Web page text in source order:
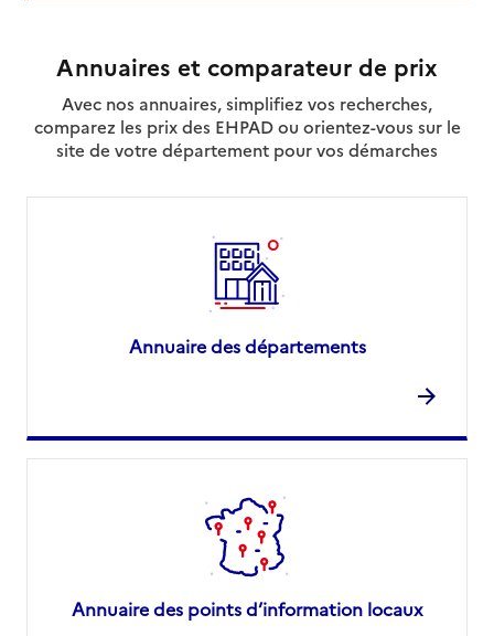
Annuaires et comparateur de prix
Avec nos annuaires, simplifiez vos recherches,
comparez les prix des EHPAD ou orientez-vous sur le
site de votre département pour vos démarches
Annuaire des départements
Annuaire des points d’information locaux